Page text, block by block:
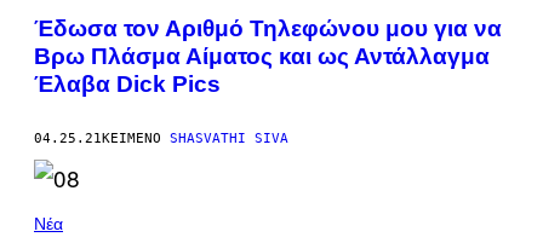
Έδωσα τον Αριθμό Τηλεφώνου μου για να
Βρω Πλάσμα Αίματος και ως Αντάλλαγμα
Έλαβα Dick Pics
04.25.21ΚΕΊΜΕΝΟ SHASVATHI SIVA
Νέα